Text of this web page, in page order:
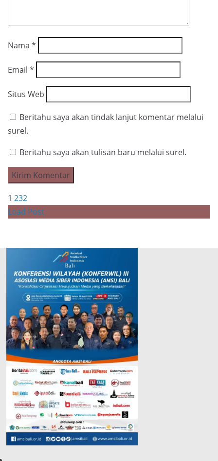
Nama *
Email *
Situs Web
Beritahu saya akan tindak lanjut komentar melalui
surel.
Beritahu saya akan tulisan baru melalui surel.
1 232
Load Post